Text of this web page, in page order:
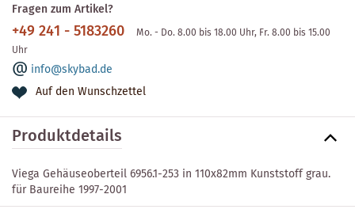
Fragen zum Artikel?
+49 241 - 5183260
Mo. - Do. 8.00 bis 18.00 Uhr, Fr. 8.00 bis 15.00
Uhr
info@skybad.de
Auf den Wunschzettel
Produktdetails
Viega Gehäuseoberteil 6956.1-253 in 110x82mm Kunststoff grau.
für Baureihe 1997-2001